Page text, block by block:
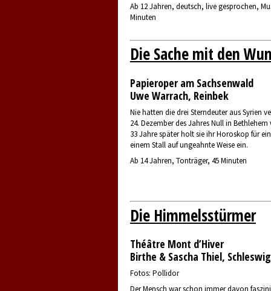
Ab 12 Jahren, deutsch, live gesprochen,
Minuten
Die Sache mit den
Papieroper am Sachsenwald
Uwe Warrach, Reinbek
Nie hatten die drei Sterndeuter aus Syrien
24. Dezember des Jahres Null in
33 Jahre später holt sie ihr Horoskop für
einem Stall auf ungeahnte Weise ein.
Ab 14 Jahren, Tonträger, 45 Minuten
Die Himmelsstürmer
Théâtre Mont d’Hiver
Birthe & Sascha Thiel, Schleswig
Fotos: Pollidor